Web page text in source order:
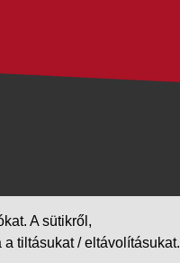
A sütikről,
tiltásukat / eltávolításukat.